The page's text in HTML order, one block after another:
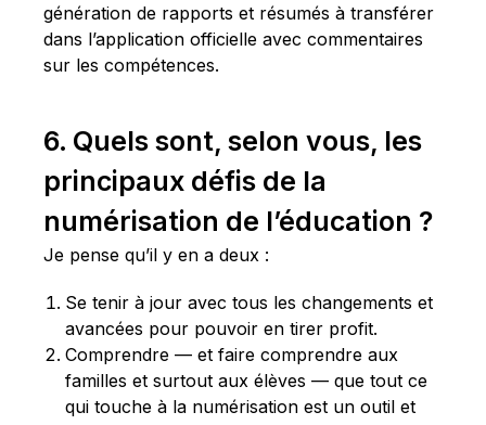
génération de rapports et résumés à transférer
dans l’application officielle avec commentaires
sur les compétences.
6. Quels sont, selon vous, les
principaux défis de la
numérisation de l’éducation ?
Je pense qu’il y en a deux :
Se tenir à jour avec tous les changements et
avancées pour pouvoir en tirer profit.
Comprendre — et faire comprendre aux
familles et surtout aux élèves — que tout ce
qui touche à la numérisation est un outil et